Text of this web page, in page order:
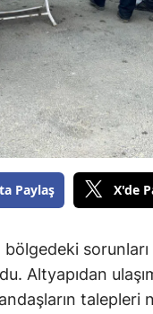
Paylaş X'de
Altyapıdan
talepleri